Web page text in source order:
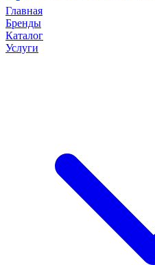
Главная
Бренды
Каталог
Услуги